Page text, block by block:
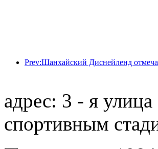
адрес: 3 - я
спортивным